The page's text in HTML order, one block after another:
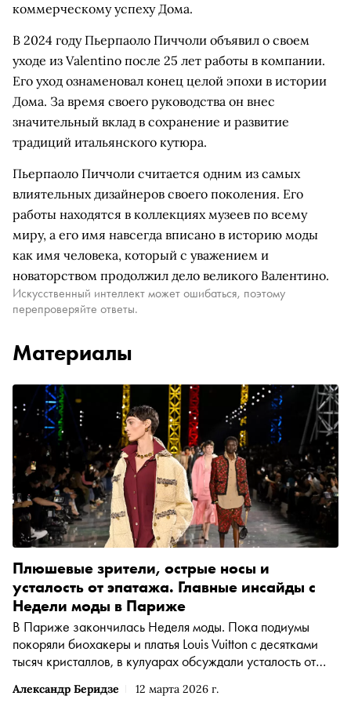
коммерческому успеху Дома.
В 2024 году Пьерпаоло Пиччоли объявил о своем
уходе из Valentino после 25 лет работы в компании.
Его уход ознаменовал конец целой эпохи в истории
Дома. За время своего руководства он внес
значительный вклад в сохранение и развитие
традиций итальянского кутюра.
Пьерпаоло Пиччоли считается одним из самых
влиятельных дизайнеров своего поколения. Его
работы находятся в коллекциях музеев по всему
миру, а его имя навсегда вписано в историю моды
как имя человека, который с уважением и
новаторством продолжил дело великого Валентино.
Искусственный интеллект может ошибаться, поэтому
перепроверяйте ответы.
Материалы
Александр Беридзе 12 марта 2026 г.
Плюшевые зрители, острые носы и
усталость от эпатажа. Главные инсайды с
Недели моды в Париже
В Париже закончилась Неделя моды. Пока подиумы
покоряли биохакеры и платья Louis Vuitton с десятками
тысяч кристаллов, в кулуарах обсуждали усталость от
Автор «Сноба» Александр Беридзе побывал в центре